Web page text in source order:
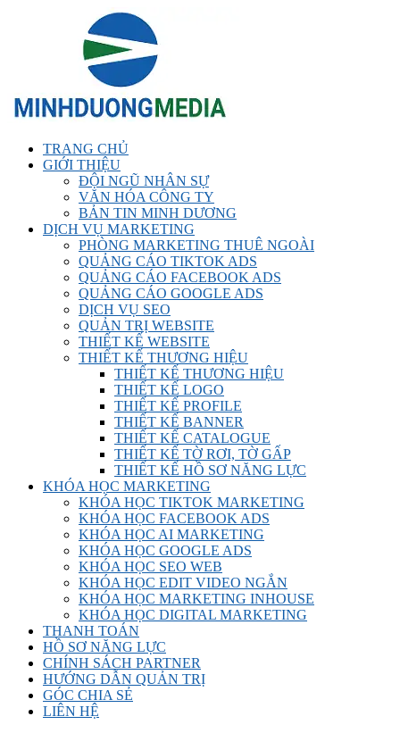
TRANG CHỦ
GIỚI THIỆU
ĐỘI NGŨ NHÂN SỰ
VĂN HÓA CÔNG TY
BẢN TIN MINH DƯƠNG
DỊCH VỤ MARKETING
PHÒNG MARKETING THUÊ NGOÀI
QUẢNG CÁO TIKTOK ADS
QUẢNG CÁO FACEBOOK ADS
QUẢNG CÁO GOOGLE ADS
DỊCH VỤ SEO
QUẢN TRỊ WEBSITE
THIẾT KẾ WEBSITE
THIẾT KẾ THƯƠNG HIỆU
THIẾT KẾ THƯƠNG HIỆU
THIẾT KẾ LOGO
THIẾT KẾ PROFILE
THIẾT KẾ BANNER
THIẾT KẾ CATALOGUE
THIẾT KẾ TỜ RƠI, TỜ GẤP
THIẾT KẾ HỒ SƠ NĂNG LỰC
KHÓA HỌC MARKETING
KHÓA HỌC TIKTOK MARKETING
KHÓA HỌC FACEBOOK ADS
KHÓA HỌC AI MARKETING
KHÓA HỌC GOOGLE ADS
KHÓA HỌC SEO WEB
KHÓA HỌC EDIT VIDEO NGẮN
KHÓA HỌC MARKETING INHOUSE
KHÓA HỌC DIGITAL MARKETING
THANH TOÁN
HỒ SƠ NĂNG LỰC
CHÍNH SÁCH PARTNER
HƯỚNG DẪN QUẢN TRỊ
GÓC CHIA SẺ
LIÊN HỆ